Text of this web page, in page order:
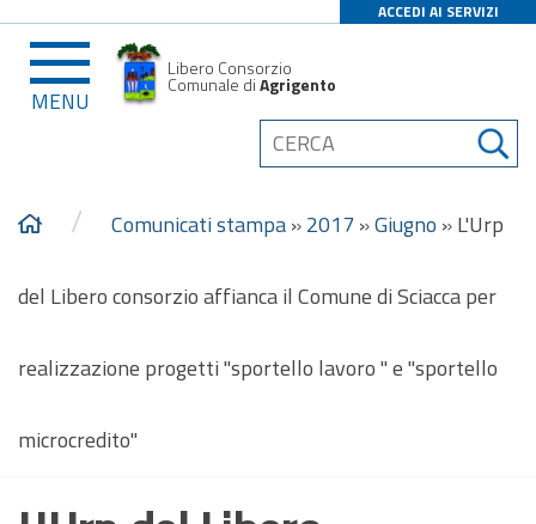
ACCEDI AI SERVIZI
MENU
Libero Consorzio
Comunale diAgrigento
/ Comunicati stampa»2017»Giugno »L'Urp
del Libero consorzio affianca il Comune di Sciacca per
realizzazione progetti "sportello lavoro " e "sportello
microcredito"